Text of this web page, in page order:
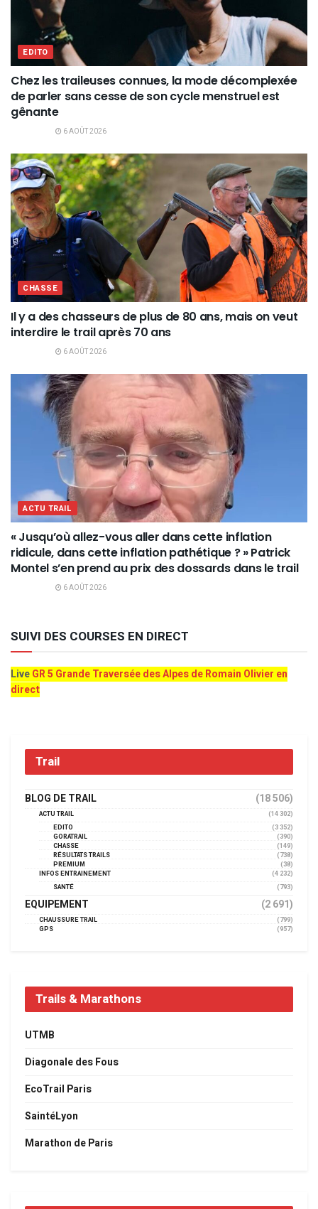
EDITO
Chez les traileuses connues, la mode décomplexée
de parler sans cesse de son cycle menstruel est
gênante
6 AOÛT 2026
CHASSE
Il y a des chasseurs de plus de 80 ans, mais on veut
interdire le trail après 70 ans
6 AOÛT 2026
ACTU TRAIL
« Jusqu’où allez-vous aller dans cette inflation
ridicule, dans cette inflation pathétique ? » Patrick
Montel s’en prend au prix des dossards dans le trail
6 AOÛT 2026
SUIVI DES COURSES EN DIRECT
LiveGR 5 Grande Traversée des Alpes de Romain Olivier en
direct
Trail
BLOG DE TRAIL (18 506)
ACTU TRAIL
(14 302)
EDITO
(3 352)
GORATRAIL
(390)
CHASSE
(149)
RÉSULTATS TRAILS
(738)
PREMIUM
(38)
INFOS ENTRAINEMENT
(4 232)
SANTÉ
(793)
EQUIPEMENT (2 691)
CHAUSSURE TRAIL
(799)
GPS
(957)
Trails & Marathons
UTMB
Diagonale des Fous
EcoTrail Paris
SaintéLyon
Marathon de Paris